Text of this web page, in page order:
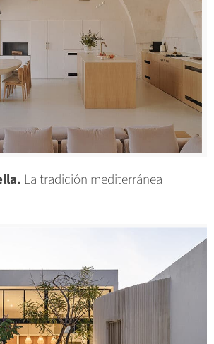
La tradición mediterránea